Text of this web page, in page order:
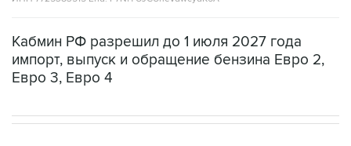
Кабмин РФ разрешил до 1 июля 2027 года
импорт, выпуск и обращение бензина Евро 2,
Евро 3, Евро 4